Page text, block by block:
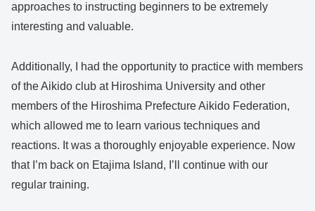
approaches to instructing beginners to be extremely
interesting and valuable.
Additionally, I had the opportunity to practice with members
of the Aikido club at Hiroshima University and other
members of the Hiroshima Prefecture Aikido Federation,
which allowed me to learn various techniques and
reactions. It was a thoroughly enjoyable experience. Now
that I’m back on Etajima Island, I’ll continue with our
regular training.